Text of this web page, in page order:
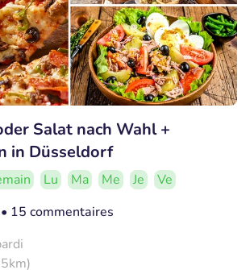
Salat nach Wahl +
in Düsseldorf
Lu Ma Me Je
Ve
• 15 commentaires